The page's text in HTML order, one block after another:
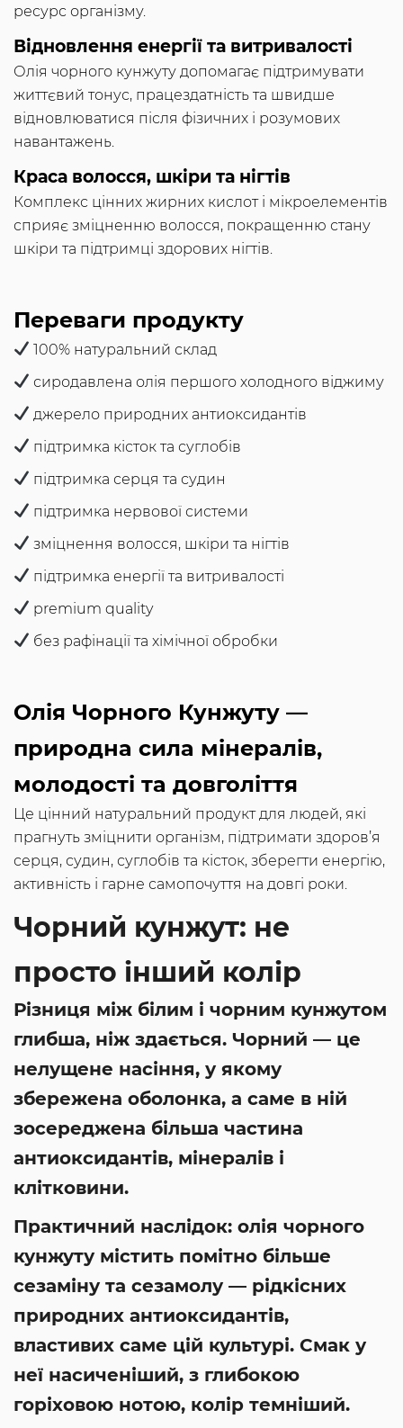
ресурс організму.
Відновлення енергії та витривалості
Олія чорного кунжуту допомагає підтримувати
життєвий тонус, працездатність та швидше
відновлюватися після фізичних і розумових
навантажень.
Краса волосся, шкіри та нігтів
Комплекс цінних жирних кислот і мікроелементів
сприяє зміцненню волосся, покращенню стану
шкіри та підтримці здорових нігтів.
Переваги продукту
100% натуральний склад
сиродавлена олія першого холодного віджиму
джерело природних антиоксидантів
підтримка кісток та суглобів
підтримка серця та судин
підтримка нервової системи
зміцнення волосся, шкіри та нігтів
підтримка енергії та витривалості
premium quality
без рафінації та хімічної обробки
Олія Чорного Кунжуту —
природна сила мінералів,
молодості та довголіття
Це цінний натуральний продукт для людей, які
прагнуть зміцнити організм, підтримати здоров’я
серця, судин, суглобів та кісток, зберегти енергію,
активність і гарне самопочуття на довгі роки.
Чорний кунжут: не
просто інший колір
Різниця між білим і чорним кунжутом
глибша, ніж здається. Чорний — це
нелущене насіння, у якому
збережена оболонка, а саме в ній
зосереджена більша частина
антиоксидантів, мінералів і
клітковини.
Практичний наслідок: олія чорного
кунжуту містить помітно більше
сезаміну та сезамолу — рідкісних
природних антиоксидантів,
властивих саме цій культурі. Смак у
неї насиченіший, з глибокою
горіховою нотою, колір темніший.